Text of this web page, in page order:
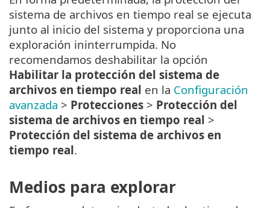
sistema de archivos en tiempo real se ejecuta
junto al inicio del sistema y proporciona una
exploración ininterrumpida. No
recomendamos deshabilitar la opción
Habilitar la protección del sistema de
archivos en tiempo real en la Configuración
avanzada > Protecciones > Protección del
sistema de archivos en tiempo real >
Protección del sistema de archivos en
tiempo real.
Medios para explorar